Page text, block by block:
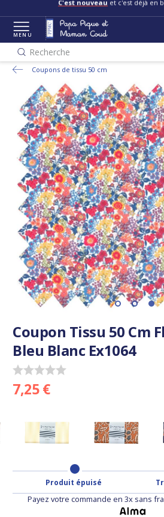
C'est nouveau et c'est déjà en
MENU
Recherche
Coupons de tissu 50 cm
Coupon Tissu 50 Cm
Bleu Blanc Ex1064
7,25 €
Produit épuisé
Payez votre commande en 3x sans